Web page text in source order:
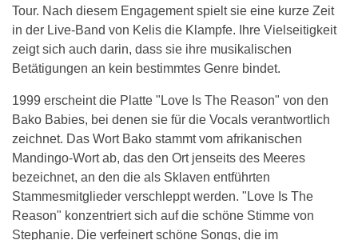
Tour. Nach diesem Engagement spielt sie eine kurze Zeit
in der Live-Band von Kelis die Klampfe. Ihre Vielseitigkeit
zeigt sich auch darin, dass sie ihre musikalischen
Betätigungen an kein bestimmtes Genre bindet.
1999 erscheint die Platte "Love Is The Reason" von den
Bako Babies, bei denen sie für die Vocals verantwortlich
zeichnet. Das Wort Bako stammt vom afrikanischen
Mandingo-Wort ab, das den Ort jenseits des Meeres
bezeichnet, an den die als Sklaven entführten
Stammesmitglieder verschleppt werden. "Love Is The
Reason" konzentriert sich auf die schöne Stimme von
Stephanie. Die verfeinert schöne Songs, die im